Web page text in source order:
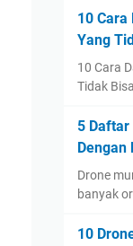
10
Yang
10 Cara
Tidak
5
Dengan
Drone
banyak
10